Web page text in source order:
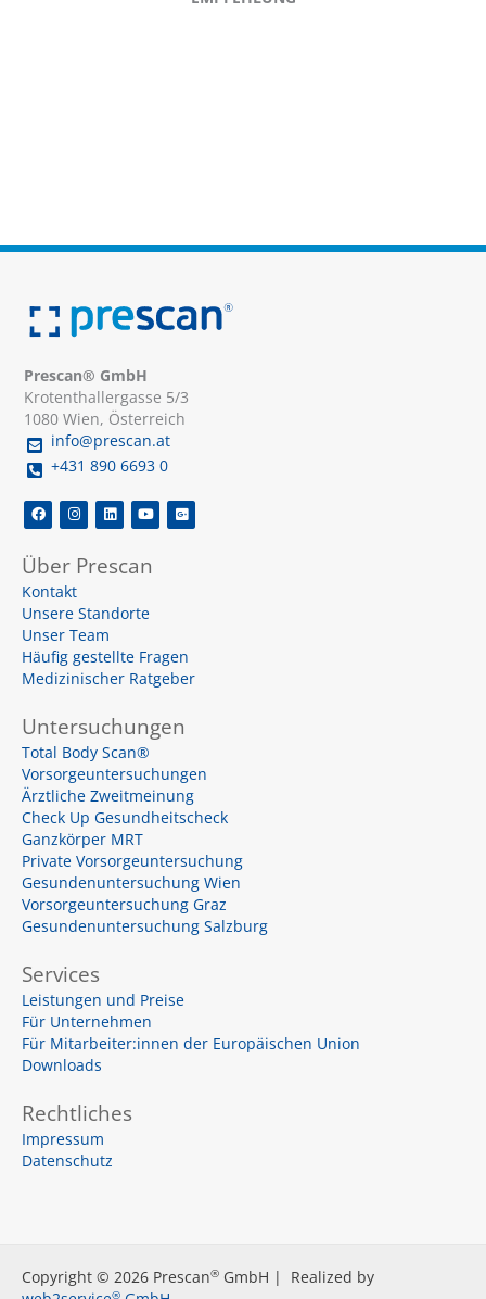
Prescan® GmbH
Krotenthallergasse 5/3
1080 Wien, Österreich
info@prescan.at
+431 890 6693 0
F
a
c
b
o
o
I
n
s
a
g
r
a
m
L
i
n
e
d
Y
o
u
u
b
G
o
o
-
s
q
r
Über Prescan
Kontakt
Unsere Standorte
Unser Team
Häufig gestellte Fragen
Medizinischer Ratgeber
Untersuchungen
Total Body Scan®
Vorsorgeuntersuchungen
Ärztliche Zweitmeinung
Check Up Gesundheitscheck
Ganzkörper MRT
Private Vorsorgeuntersuchung
Gesundenuntersuchung Wien
Vorsorgeuntersuchung Graz
Gesundenuntersuchung Salzburg
Services
Leistungen und Preise
Für Unternehmen
Für Mitarbeiter:innen der Europäischen Union
Downloads
Rechtliches
Impressum
Datenschutz
Copyright © 2026 Prescan® GmbH | Realized by
®